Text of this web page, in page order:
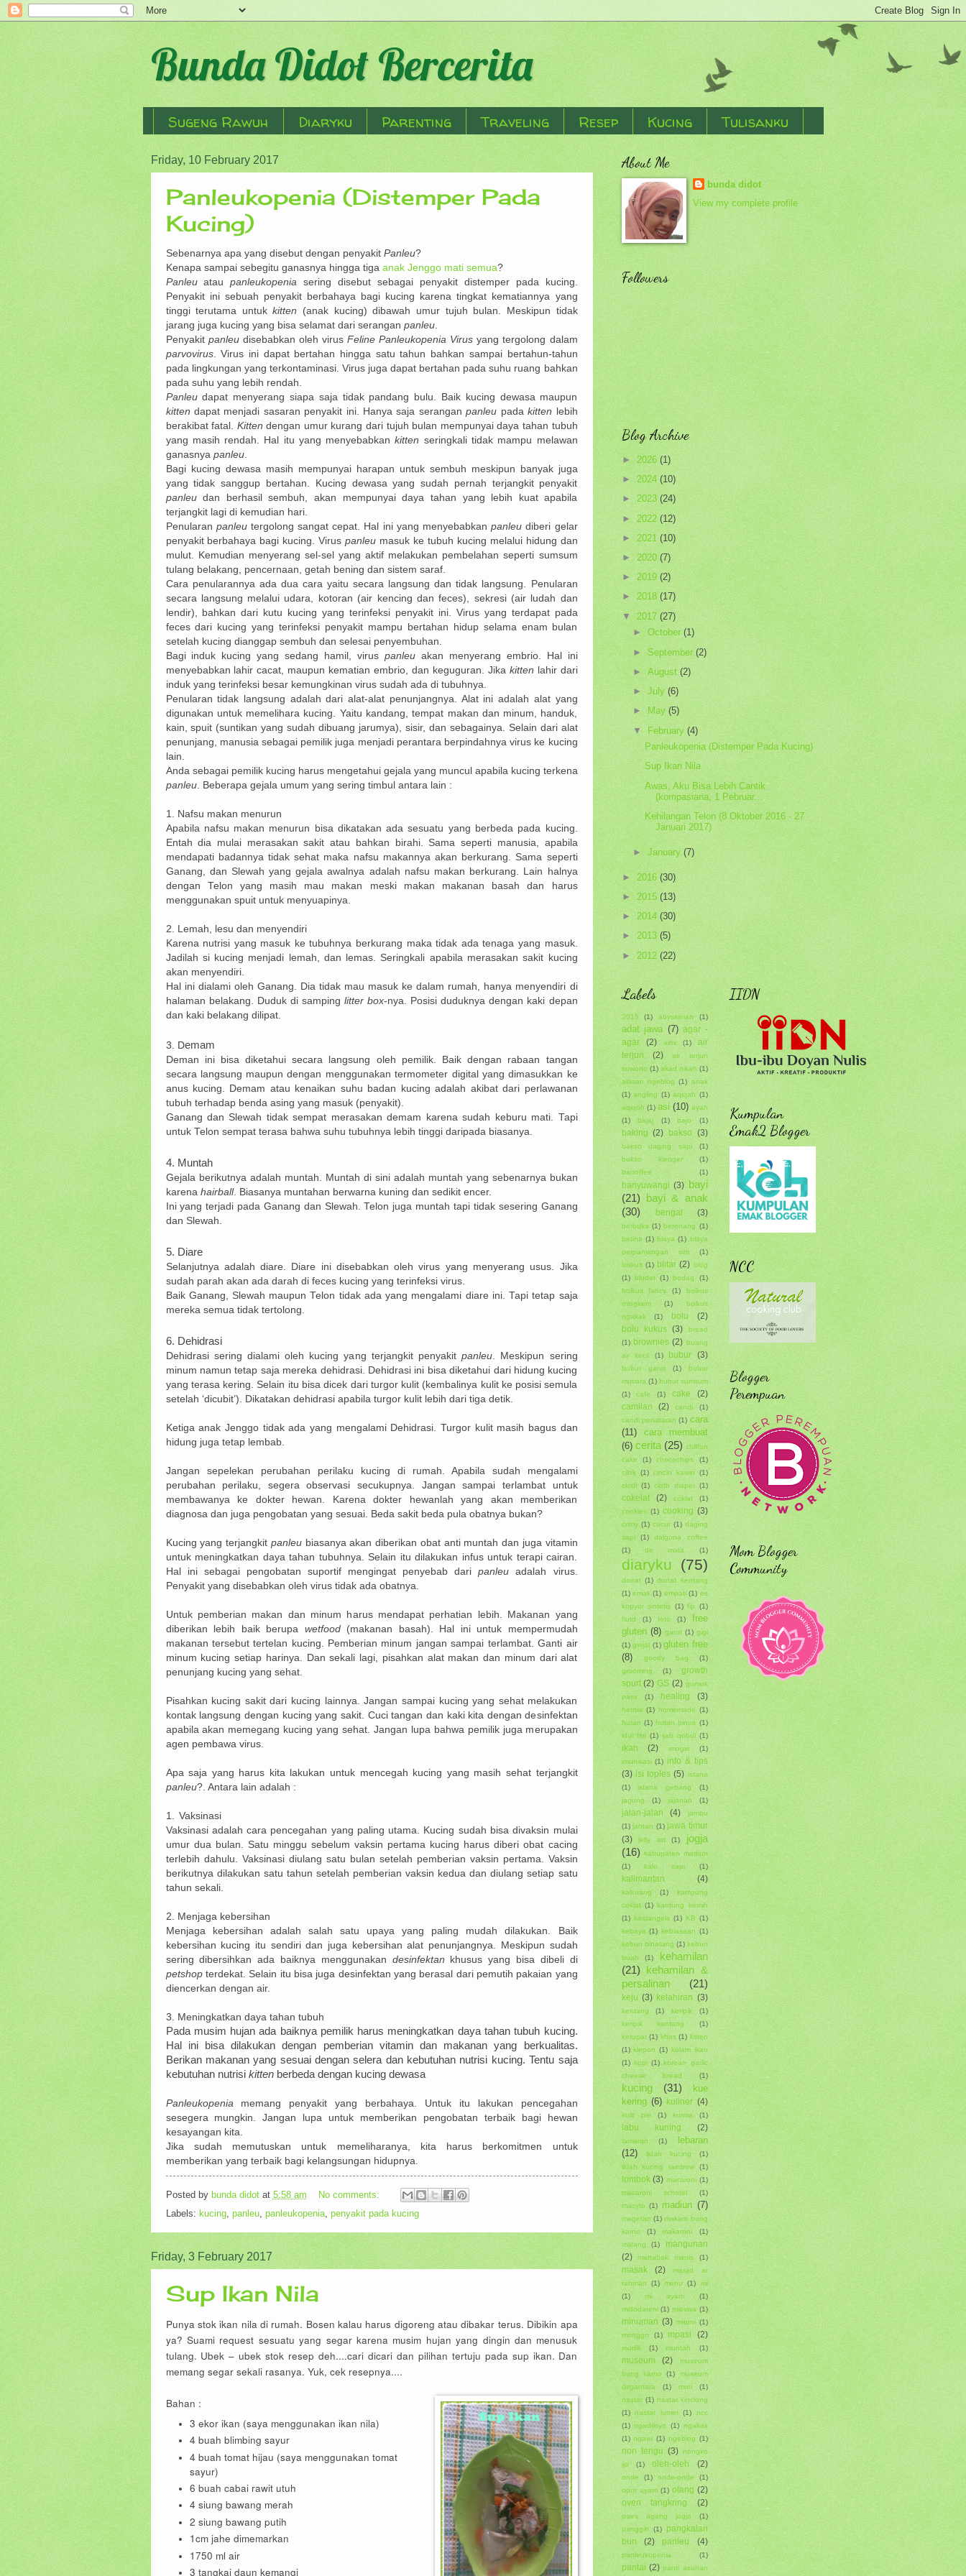
Bunda Didot Bercerita
Sugeng Rawuh Diaryku Parenting Traveling Resep Kucing Tulisanku
Friday, 10 February 2017
Panleukopenia (Distemper Pada
Kucing)
Sebenarnya apa yang disebut dengan penyakit Panleu?
Kenapa sampai sebegitu ganasnya hingga tiga anak Jenggo mati semua?
Panleuataupanleukopenia sering disebut sebagai penyakit distemper pada kucing.
Penyakit ini sebuah penyakit berbahaya bagi kucing karena tingkat kematiannya yang
tinggi terutama untukkitten (anak kucing) dibawah umur tujuh bulan. Meskipun tidak
jarang juga kucing yang bisa selamat dari serangan panleu.
Penyakit panleudisebabkan oleh virusFeline Panleukopenia Virusyang tergolong dalam
parvovirus. Virus ini dapat bertahan hingga satu tahun bahkan sampai bertahun-tahun
pada lingkungan yang terkontaminasi. Virus juga dapat bertahan pada suhu ruang bahkan
pada suhu yang lebih rendah.
Panleudapat menyerang siapa saja tidak pandang bulu. Baik kucing dewasa maupun
kitten dapat menjadi sasaran penyakit ini. Hanya saja seranganpanleu padakitten lebih
berakibat fatal. Kitten dengan umur kurang dari tujuh bulan mempunyai daya tahan tubuh
yang masih rendah. Hal itu yang menyebabkankitten seringkali tidak mampu melawan
ganasnya panleu.
Bagi kucing dewasa masih mempunyai harapan untuk sembuh meskipun banyak juga
yang tidak sanggup bertahan. Kucing dewasa yang sudah pernah terjangkit penyakit
panleudan berhasil sembuh, akan mempunyai daya tahan yang lebih kuat apabila
terjangkit lagi di kemudian hari.
Penularan panleutergolong sangat cepat. Hal ini yang menyebabkanpanleu diberi gelar
penyakit berbahaya bagi kucing. Viruspanleu masuk ke tubuh kucing melalui hidung dan
mulut. Kemudian menyerang sel-sel yang aktif melakukan pembelahan seperti sumsum
tulang belakang, pencernaan, getah bening dan sistem saraf.
Cara penularannya ada dua cara yaitu secara langsung dan tidak langsung. Penularan
secara langsung melalui udara, kotoran (air kencing dan feces), sekresi (air ludah dan
lendir), bahkan dari kutu kucing yang terinfeksi penyakit ini. Virus yang terdapat pada
feces dari kucing yang terinfeksi penyakit mampu bertahan hidup selama enam bulan
setelah kucing dianggap sembuh dan selesai penyembuhan.
Bagi induk kucing yang sedang hamil, virus panleuakan menyerang embrio. Hal ini
menyebabkan lahir cacat, maupun kematian embrio, dan keguguran. Jika kitten lahir dari
induk yang terinfeksi besar kemungkinan virus sudah ada di tubuhnya.
Penularan tidak langsung adalah dari alat-alat penunjangnya. Alat ini adalah alat yang
digunakan untuk memelihara kucing. Yaitu kandang, tempat makan dan minum, handuk,
kain, spuit (suntikan yang sudah dibuang jarumya), sisir, dan sebagainya. Selain dari alat
penunjang, manusia sebagai pemilik juga menjadi perantara berpindahnya virus ke kucing
lain.
Anda sebagai pemilik kucing harus mengetahui gejala yang muncul apabila kucing terkena
panleu. Beberapa gejala umum yang sering timbul antara lain :
1.
Nafsu makan menurun
Apabila nafsu makan menurun bisa dikatakan ada sesuatu yang berbeda pada kucing.
Entah dia mulai merasakan sakit atau bahkan birahi. Sama seperti manusia, apabila
mendapati badannya tidak sehat maka nafsu makannya akan berkurang. Sama seperti
Ganang, dan Slewah yang gejala awalnya adalah nafsu makan berkurang. Lain halnya
dengan Telon yang masih mau makan meski makan makanan basah dan harus
menggunakan spuit untuk menyuapinya.
2.
Lemah, lesu dan menyendiri
Karena nutrisi yang masuk ke tubuhnya berkurang maka tidak ada tenaga yang masuk.
Jadilah si kucing menjadi lemah, dan lemas. Seringkali apabila merasakan sakit kucing
akan menyendiri.
Hal ini dialami oleh Ganang. Dia tidak mau masuk ke dalam rumah, hanya menyendiri di
halaman belakang. Duduk di samping litter box-nya. Posisi duduknya dengan kaki depan
dan kaki belakang dilipat.
3. Demam
Deman ini bisa diketahui secara langsung oleh pemilik. Baik dengan rabaan tangan
secara langsung maupun dengan menggunakan termometer digital yang dimasukkan ke
anus kucing. Demam atau kenaikan suhu badan kucing adalah akibat dari perlawanan
tubuh terhadap benda asing yang masuk (penyakit).
Ganang dan Slewah tidak sempat merasakan demam karena sudah keburu mati. Tapi
untuk Telon sempat terasa bahwa suhu tubuhnya lebih tinggi daripada biasanya.
4. M untah
Gejala berikutnya adalah muntah. Muntah di sini adalah muntah yang sebenarnya bukan
karena hairball. Biasanya muntahan berwarna kuning dan sedikit encer.
Ini yang terjadi pada Ganang dan Slewah. Telon juga muntah tapi tidak sesering Ganang
dan Slewah.
5. Diare
Selanjutnya adalah diare. Diare ini disebabkan oleh virus yang menyerang usus. Jika
sudah parah akan ada darah di feces kucing yang terinfeksi virus.
Baik Ganang, Slewah maupun Telon tidak ada yang mengalami diare ini. Tapi tetap saja
mereka semua tidak tertolong.
6. Dehidrasi
Dehidrasi sering dialami oleh kucing yang terjangkit penyakitpanleu . Meskipun sering
minum namun tetap saja mereka dehidrasi. Dehidrasi ini bisa diketahui dari hidung kucing
yang terasa kering. Selain itu bisa dicek dari turgor kulit (kembalinya kulit ke posisi semula
setelah ‘dicubit’). Dikatakan dehidrasi apabila turgor kulit lebih dari tiga detik.
Ketiga anak Jenggo tidak ada yang mengalami Dehidrasi. Turgor kulit masih bagus dan
hidung juga tetap lembab.
Jangan sepelekan perubahan perilaku kucing di rumah. Apabila sudah mengalami
perubahan perilaku, segera observasi secukupnya. Jangan sampai terlambat untuk
membawanya ke dokter hewan. Karena dokter hewanlah yang akan memberikan
diagnosa dan juga pengobatan yang sesuai. Beda sakit beda pula obatnya bukan?
Kucing yang terjangkit panleubiasanya akan diberikan obat anti muntah dan juga vitamin
untuk meningkatkan daya tahan tubuhnya. Selain itu dilakukan infus untuk terapi cairan.
Hal ini sebagai pengobatan suportif mengingat penyebab daripanleu adalah virus.
Penyakit yang disebabkan oleh virus tidak ada obatnya.
Untuk pemberian makan dan minum harus mendapat perhatian lebih. Makanan yang
diberikan lebih baik berupa wetfood(makanan basah). Hal ini untuk mempermudah
makanan tersebut tertelan kucing. Pemberian minum jangan sampai terlambat. Ganti air
minum kucing setiap harinya. Dan sekali lagi, pisahkan alat makan dan minum dari alat
penunjang kucing yang sehat.
Pisahkan kucing sakit dari kucing lainnya. Jangan sampai kucing yang sehat melakukan
kontak langsung dengan kucing yang sakit. Cuci tangan dan kaki kita dengan desinfektan
apabila akan memegang kucing yang sehat. Jangan lupa bahwa pemilik juga merupakan
agen pembawa virus.
Apa saja yang harus kita lakukan untuk mencegah kucing yang masih sehat terjangkit
panleu?. Antara lain adalah :
1.
Vaksinasi
Vaksinasi adalah cara pencegahan yang paling utama. Kucing sudah bisa divaksin mulai
umur dua bulan. Satu minggu sebelum vaksin pertama kucing harus diberi obat cacing
terlebih dahulu. Vaksinasi diulang satu bulan setelah pemberian vaksin pertama. Vaksin
berikutnya dilakukan satu tahun setelah pemberian vaksin kedua dan diulang setiap satu
tahun sekali.
2.
Menjaga kebersihan
Menjaga kebersihan adalah salah satu upaya yang paling mudah dilakukan. Baik
kebersihan kucing itu sendiri dan juga kebersihan alat penunjangnya. Meskipun sudah
sering dibersihkan ada baiknya menggunakan desinfektan khusus yang bisa dibeli di
petshopterdekat. Selain itu bisa juga desinfektan yang berasal dari pemutih pakaian yang
diencerkan dengan air.
3. Meningkatkan daya tahan tubuh
Pada musim hujan ada baiknya pemilik harus meningkatkan daya tahan tubuh kucing.
Hal ini bisa dilakukan dengan pemberian vitamin dan makanan yang berkualitas.
Berikan makanan yang sesuai dengan selera dan kebutuhan nutrisi kucing. Tentu saja
kebutuhan nutrisi kittenberbeda dengan kucing dewasa
Panleukopenia memang penyakit yang berbahaya. Untuk itu lakukan pencegahan
sesegera mungkin. Jangan lupa untuk memberikan pengobatan terbaik bagi hewan
kesayangan kita.
Jika sudah memutuskan untuk memeliharanya, kita harus berkomitmen untuk
memberikan yang terbaik bagi kelangsungan hidupnya.
Posted by bunda didot at 5:58 am
No comments:
Labels: kucing, panleu, panleukopenia, penyakit pada kucing
Friday, 3 February 2017
Sup Ikan Nila
Punya stok ikan nila di rumah. Bosen kalau harus digoreng atau dibakar terus. Dibikin apa
ya? Suami request sesuatu yang segar karena musim hujan yang dingin dan menusuk
tulang. Ubek – ubek stok resep deh....cari dicari dan pilihan tertuju pada sup ikan. Dan
memang segar sekali rasanya. Yuk, cek resepnya....
Bahan :
3 ekor ikan (saya menggunakan ikan nila)
4 buah blimbing sayur
4 buah tomat hijau (saya menggunakan tomat
sayur)
6 buah cabai rawit utuh
4 siung bawang merah
2 siung bawang putih
1cm jahe dimemarkan
1750 ml air
3 tangkai daun kemangi
About Me
bunda didot
View my complete profile
Followers
Blog Archive
►2026 (1)
►2024(10)
►2023(24)
►2022(12)
►2021(10)
►2020(7)
►2019(2)
►2018(17)
▼2017(27)
►October(1)
►September(2)
►August(2)
►July(6)
►May(5)
▼February(4)
Panleukopenia (Distemper Pada Kucing)
Sup Ikan Nila
Awas, Aku Bisa Lebih Cantik
(kompasiana, 1 Pebruar...
Kehilangan Telon (8 Oktober 2016 - 27
Januari 2017)
►January(7)
►2016(30)
►2015(13)
►2014(30)
►2013(5)
►2012(22)
Labels
2015 (1) abyssinian (1)
adat jawa (7) agar -
agar
(2) aimi (1)
air
terjun
(2)
air terjun
suwono (1) akad nikah (1)
alasan ngeblog (1) anak
(1) angling (1) aqiqah (1)
aqiqoh (1) asi (10) ayah
(1)
bajaj (1) bajo (1)
baking (2) bakso (3)
bakso daging sapi
(1)
bakso klenger
(1)
banoffee
(1)
banyuwangi (3) bayi
(21) bayi & anak
(30)
bengal (3)
berbuka (1) berenang (1)
betina (1) biaya (1) biaya
perpanjangan sim
(1)
biskuit (1) blitar (2) blog
(1) bluder (1) bodag (1)
bolkus fancy
(1)
bolkus
mingkem
(1)
bolkus
ngakak
(1) bolu
(2)
bolu kukus
(3)
bread
(1) brownies (2) buang
air kecil
(1) bubur (3)
bubur garut (1)
bubur
mutiara (1) bubur sumsum
(1)
cafe (1) cake
(2)
camilan
(2) candi
(1)
candi penataran (1) cara
(11)
cara membuat
(6) cerita (25) chiffon
cake
(1) chocochips
(1)
cilok (1) cincin kawin (1)
clodi (1) cloth diaper (1)
cokelat (2) coklat
(1)
cookies (1) cooking (3)
crimy (1) cucur (1) daging
sapi
(1)
dalgona coffee
(1)
de mata (1)
diaryku (75)
donat (1) donat kentang
(1) emak (1) empati (1) es
kopyor sintetis (1) fip (1)
flutd
(1) foto (1)
free
gluten (8) garut (1) gigi
(1) ginjal (1) gluten free
(8)
goody bag
(1)
grooming
(1)
growth
spurt (2) GS (2) gumuk
pasir
(1) healing (3)
hernia (1) homemade (1)
hutan (1) hutan pinus (1)
idul fitri (1) ijab qobul (1)
ikan (2) imogiri
(1)
imunisasi (1) info & tips
(3) isi toples (5) istana
(1)
istana gebang
(1)
jagung
(1) jajanan (1)
jalan-jalan (4)
jambu
(1) jantan (1) jawa timur
(3)
jelly art (1)
jogja
(16) kabupaten madiun
(1)
kaki sapi (1)
kalimantan (4)
kaliurang (1)
kampung
coklat (1) kantung kemih
(1) kastangels (1) KB (1)
kebaya (1) kebiasaan (1)
kebun binatang (1) kebun
buah
(1)
kehamilan
(21) kehamilan &
persalinan
(21)
keju (3) kelahiran (3)
kentang (1) keripik
(1)
keripik kentang
(1)
ketupat (1) khas (1) kitten
(1) klepon (1) kolam ikan
(1) kopi (1) korean garlic
cheese bread
(1)
kucing (31)
kue
kering (6) kuliner (4)
kulit pie (1) kurma (1)
labu kuning (2)
lamaran (1)
lebaran
(12)
lidah kucing
(1)
lidah kucing rainbow
(1)
lombok (3) macaroni (1)
macaroni schotel
(1)
macyto (1) madiun (7)
magetan (1) makam bung
karno
(1) makaroni
(1)
malang
(1)
mangunan
(2)
martabak manis (1)
masak (2)
masjid ar
rahman
(1) menu (1) mi
(1)
mi ayam
(1)
midodareni (1) mieswa (1)
minuman (3) mitoni (1)
monggo
(1) mpasi (2)
mudik (1) muntah (1)
museum (2)
museum
bung karno
(1)
museum
dirgantara
(1) muti
(1)
nastar (1) nastar kinclong
(1) nastar lumer (1)
ncc
(1) ngadiloyo (1) ngakak
(1) ngawi (1) ngeblog (1)
non terigu (3) nongko
ijo
(1) oleh-oleh (2)
onde (1) onde-onde
(1)
opor ayam (1) otang (2)
oven tangkring
(2)
paes ageng jogja
(1)
panggih (1) pangkalan
bun
(2) panleu (4)
panleukopenia (1)
pantai (2) panti asuhan
IIDN
Kumpulan
Emak2 Blogger
NCC
Blogger
Perempuan
Mom Blogger
Community